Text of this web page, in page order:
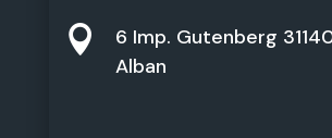

6 Imp. Gutenberg
Alban